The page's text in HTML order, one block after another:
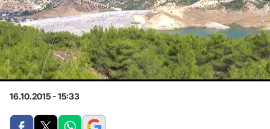
16.10.2015 - 15:33